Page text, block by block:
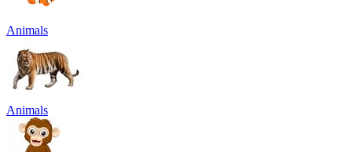
Animals
Animals